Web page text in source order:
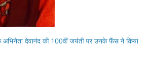
अभिनेता देवानंद की 100वीं जयंती पर उनके फैंस ने किया